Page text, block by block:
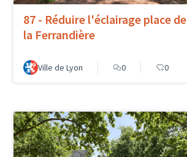
87 - Réduire l'éclairage place de
la Ferrandière
Ville de Lyon 0 0